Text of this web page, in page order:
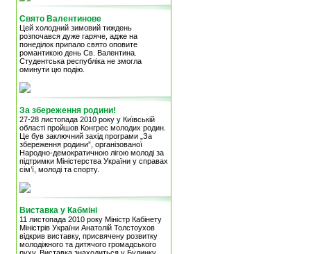
Свято Валентинове
Цей холодний зимовий тиждень
розпочався дуже гаряче, адже на
понеділок припало свято оповите
романтикою день Св. Валентина.
Студентська республіка не змогла
оминути цю подію.
За збереження родини!
27-28 листопада 2010 року у Київській
області пройшов Конгрес молодих родин.
Це був заключний захід програми „За
збереження родини”, організованої
Народно-демократичною лігою молоді за
підтримки Міністерства України у справах
сім’ї, молоді та спорту.
Виставка у Кабміні
11 листопада 2010 року Міністр Кабінету
Міністрів України Анатолій Толстоухов
відкрив виставку, присвячену розвитку
молодіжного та дитячого громадського